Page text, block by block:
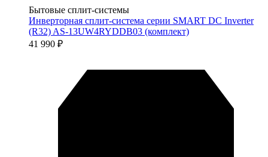
Бытовые сплит-системы
Инверторная сплит-система серии SMART DC Inverter
(R32) AS-13UW4RYDDB03 (комплект)
41 990 ₽